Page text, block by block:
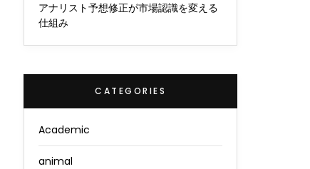
アナリスト予想修正が市場認識を変える
仕組み
CATEGORIES
Academic
animal